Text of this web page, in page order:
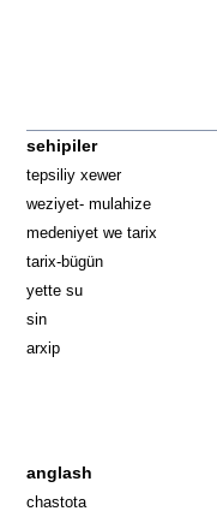
sehipiler
tepsiliy xewer
weziyet- mulahize
medeniyet we tarix
tarix-bügün
yette su
sin
arxip
anglash
chastota